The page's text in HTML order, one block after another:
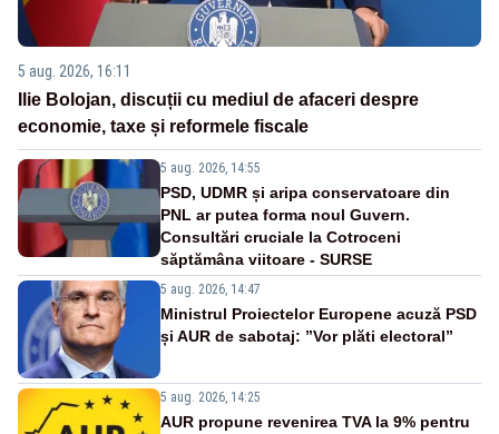
5 aug. 2026, 16:11
Ilie Bolojan, discuții cu mediul de afaceri despre
economie, taxe și reformele fiscale
5 aug. 2026, 14:55
PSD, UDMR și aripa conservatoare din
PNL ar putea forma noul Guvern.
Consultări cruciale la Cotroceni
săptămâna viitoare - SURSE
5 aug. 2026, 14:47
Ministrul Proiectelor Europene acuză PSD
și AUR de sabotaj: ”Vor plăti electoral”
5 aug. 2026, 14:25
AUR propune revenirea TVA la 9% pentru